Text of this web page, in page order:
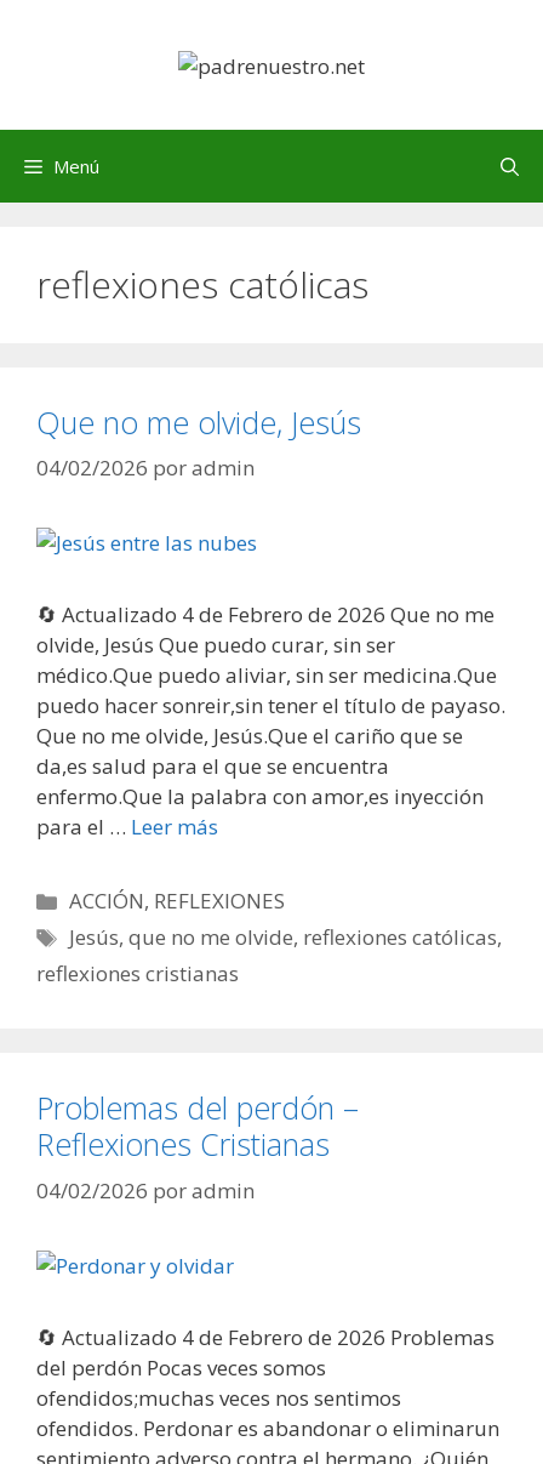
Menú
reflexiones católicas
Que no me olvide, Jesús
04/02/2026 poradmin
🔄 Actualizado 4 de Febrero de 2026 Que no me
olvide, Jesús Que puedo curar, sin ser
médico.Que puedo aliviar, sin ser medicina.Que
puedo hacer sonreir,sin tener el título de payaso.
Que no me olvide, Jesús.Que el cariño que se
da,es salud para el que se encuentra
enfermo.Que la palabra con amor,es inyección
para el … Leer más
Categorías
ACCIÓN, REFLEXIONES
Etiquetas
Jesús,que no me olvide, reflexiones católicas,
reflexiones cristianas
Problemas del perdón –
Reflexiones Cristianas
04/02/2026 poradmin
🔄 Actualizado 4 de Febrero de 2026 Problemas
del perdón Pocas veces somos
ofendidos;muchas veces nos sentimos
ofendidos. Perdonar es abandonar o eliminarun